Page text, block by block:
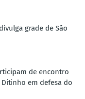
grade de São
de encontro
em defesa do